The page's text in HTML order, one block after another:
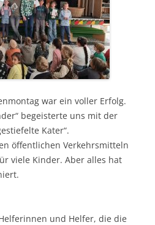
war ein voller Erfolg.
begeisterte uns mit der
Kater“.
öffentlichen Verkehrsmitteln
viele Kinder. Aber alles hat
und Helfer, die die